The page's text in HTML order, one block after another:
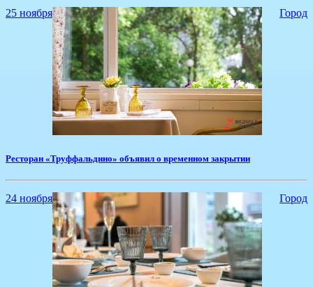
25 ноября Город
Ресторан «Труффальдино» объявил о временном закрытии
24 ноября Город